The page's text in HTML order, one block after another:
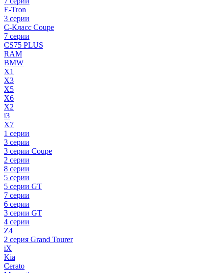
E-Tron
3 серии
C-Класс Coupe
7 серии
CS75 PLUS
RAM
BMW
X1
X3
X5
X6
X2
i3
X7
1 серии
3 серии
3 серии Coupe
2 серии
8 серии
5 серии
5 серии GT
7 серии
6 серии
3 серии GT
4 серии
Z4
2 серия Grand Tourer
iX
Kia
Cerato